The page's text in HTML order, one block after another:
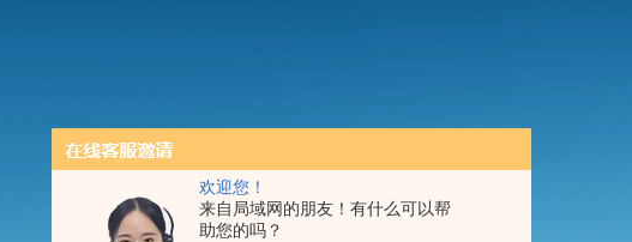
欢迎您！
来自局域网的朋友！有什么可以帮
助您的吗？